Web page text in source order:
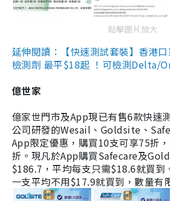
點擊圖片放大
延伸閱讀：【快速測試套裝】香港
檢測劑 最平$18起 ！可檢測Delta/
億世家
億家世門市及App現已有售6款快速
公司研發的Wesail、Goldsite、
App限定優惠，購買10支可享75折
折。現凡於App購買Safecare及
$186.7，平均每支只需$18.6就買到
一支平均不用$17.9就買到，數量有